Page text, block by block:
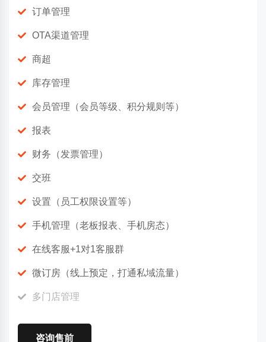
订单管理
OTA渠道管理
商超
库存管理
会员管理（会员等级、积分规则等）
报表
财务（发票管理）
交班
设置（员工权限设置等）
手机管理（老板报表、手机房态）
在线客服+1对1客服群
微订房（线上预定，打通私域流量）
多门店管理
咨询售前